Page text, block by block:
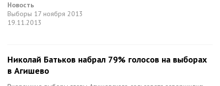
Новость
Выборы 17 ноября 2013
19.11.2013
Николай Батьков набрал 79% голосов на выборах
в Агишево